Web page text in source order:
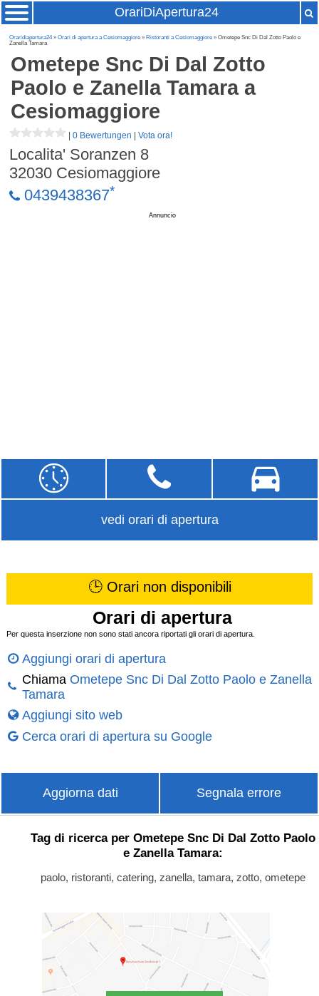
OrariDiApertura24
Oraridiapertura24»Orari di apertura a Cesiomaggiore » Ristoranti a Cesiomaggiore » Ometepe Snc Di Dal Zotto Paolo e
Zanella Tamara
Ometepe Snc Di Dal Zotto
Paolo e Zanella Tamaraa
Cesiomaggiore
|0 Bewertungen |Vota ora!
Localita' Soranzen 8
32030 Cesiomaggiore
0439438367*
Annuncio
vedi orari di apertura
🕒 Orari non disponibili
Orari di apertura
Per questa inserzione non sono stati ancora riportati gli orari di apertura.
Aggiungi orari di apertura
Chiama Ometepe Snc Di Dal Zotto Paolo e Zanella
Tamara
Aggiungi sito web
Cerca orari di apertura su Google
Aggiorna dati Segnala errore
Tag di ricerca per Ometepe Snc Di Dal Zotto Paolo
e Zanella Tamara:
paolo, ristoranti, catering, zanella, tamara, zotto, ometepe